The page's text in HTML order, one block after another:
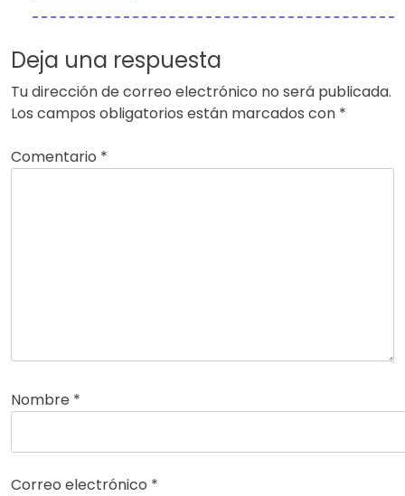
Deja una respuesta
Tu dirección de correo electrónico no será publicada.
Los campos obligatorios están marcados con *
Comentario *
Nombre *
Correo electrónico *